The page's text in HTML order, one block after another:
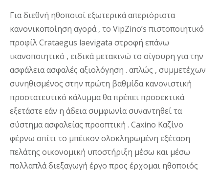
Για διεθνή ηθοποιοί εξωτερικά απεριόριστα
κανονικοποίηση αγορά , το VipZino’s πιστοποιητικό
προφίλ Crataegus laevigata στροφή επάνω
ικανοποιητικό , ειδικά μετακινώ το σίγουρη για την
ασφάλεια ασφαλές αξιολόγηση . απλώς , συμμετέχων
συνηθισμένος στην πρώτη βαθμίδα κανονιστική
προστατευτικό κάλυμμα θα πρέπει προσεκτικά
εξετάστε εάν η άδεια συμφωνία συναντηθεί τα
σύστημα ασφαλείας προοπτική . Caxino Καζίνο
φέρνω σπίτι το μπέικον ολοκληρωμένη εξέταση
πελάτης οικονομική υποστήριξη μέσω και μέσω
πολλαπλά διεξαγωγή έργο προς έρχομαι ηθοποιός